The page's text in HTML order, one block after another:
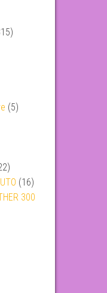
(5)
(16)
300